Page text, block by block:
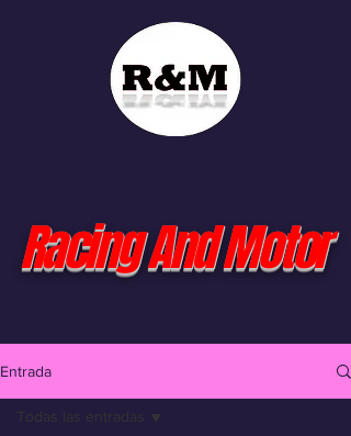
Racing And Motor
Entrada
Todas las entradas